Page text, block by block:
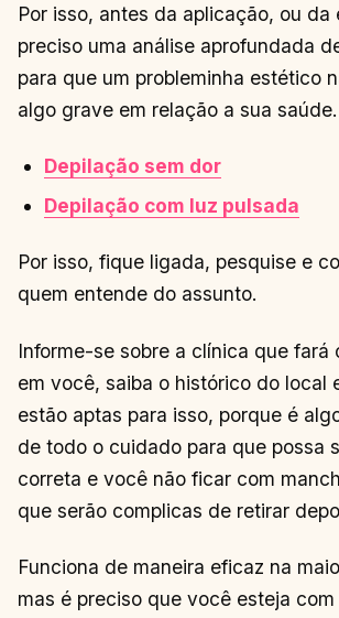
Por isso, antes da aplicação, ou da
preciso uma análise aprofundada
para que um probleminha estético
algo grave em relação a sua saúde.
Depilação sem dor
Depilação com luz pulsada
Por isso, fique ligada, pesquise e
quem entende do assunto.
Informe-se sobre a clínica que fará
em você, saiba o histórico do local
estão aptas para isso, porque é
de todo o cuidado para que possa
correta e você não ficar com
que serão complicas de retirar
Funciona de maneira eficaz na
mas é preciso que você esteja